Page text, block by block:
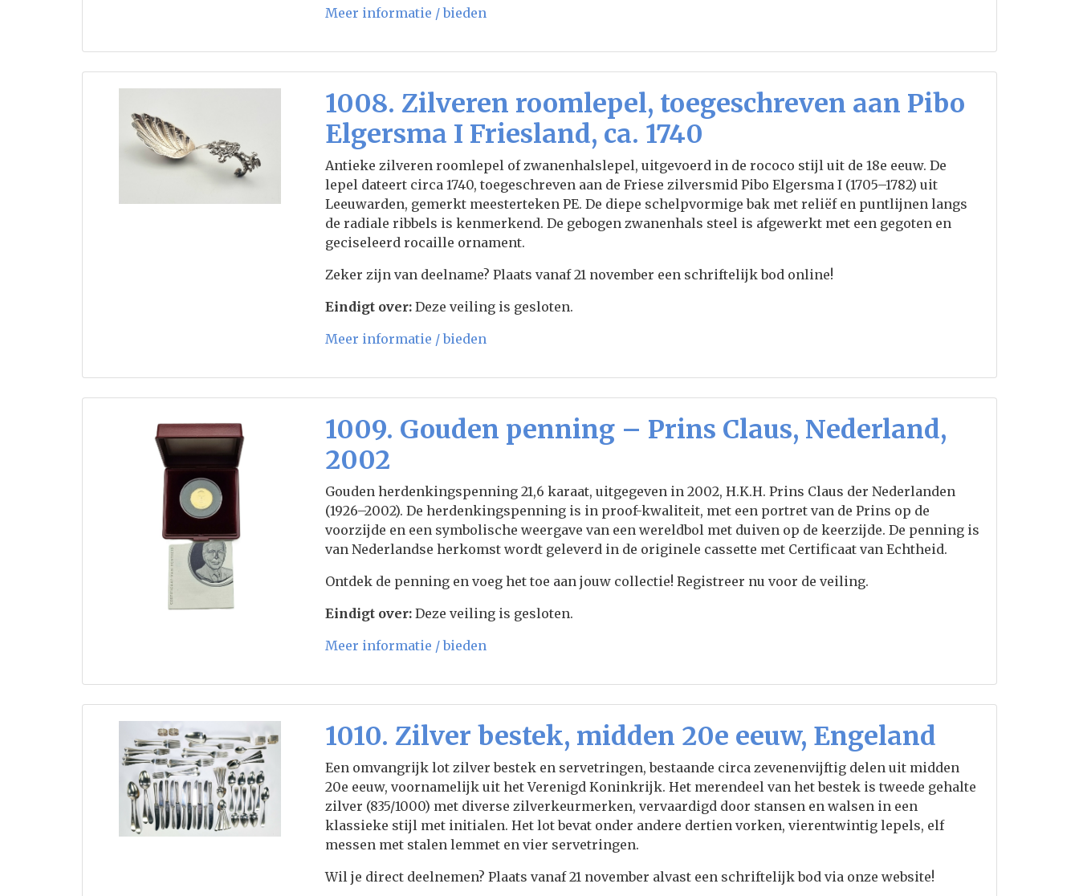
Meer informatie / bieden
1008. Zilveren roomlepel, toegeschreven aan Pibo
Elgersma I Friesland, ca. 1740
Antieke zilveren roomlepel of zwanenhalslepel, uitgevoerd in de rococo stijl uit de 18e eeuw. De
lepel dateert circa 1740, toegeschreven aan de Friese zilversmid Pibo Elgersma I (1705–1782) uit
Leeuwarden, gemerkt meesterteken PE. De diepe schelpvormige bak met reliëf en puntlijnen langs
de radiale ribbels is kenmerkend. De gebogen zwanenhals steel is afgewerkt met een gegoten en
geciseleerd rocaille ornament.
Zeker zijn van deelname? Plaats vanaf 21 november een schriftelijk bod online!
Eindigt over: Deze veiling is gesloten.
Meer informatie / bieden
1009. Gouden penning – Prins Claus, Nederland,
2002
Gouden herdenkingspenning 21,6 karaat, uitgegeven in 2002, H.K.H. Prins Claus der Nederlanden
(1926–2002). De herdenkingspenning is in proof-kwaliteit, met een portret van de Prins op de
voorzijde en een symbolische weergave van een wereldbol met duiven op de keerzijde. De penning is
van Nederlandse herkomst wordt geleverd in de originele cassette met Certificaat van Echtheid.
Ontdek de penning en voeg het toe aan jouw collectie! Registreer nu voor de veiling.
Eindigt over: Deze veiling is gesloten.
Meer informatie / bieden
1010. Zilver bestek, midden 20e eeuw, Engeland
Een omvangrijk lot zilver bestek en servetringen, bestaande circa zevenenvijftig delen uit midden
20e eeuw, voornamelijk uit het Verenigd Koninkrijk. Het merendeel van het bestek is tweede gehalte
zilver (835/1000) met diverse zilverkeurmerken, vervaardigd door stansen en walsen in een
klassieke stijl met initialen. Het lot bevat onder andere dertien vorken, vierentwintig lepels, elf
messen met stalen lemmet en vier servetringen.
Wil je direct deelnemen? Plaats vanaf 21 november alvast een schriftelijk bod via onze website!